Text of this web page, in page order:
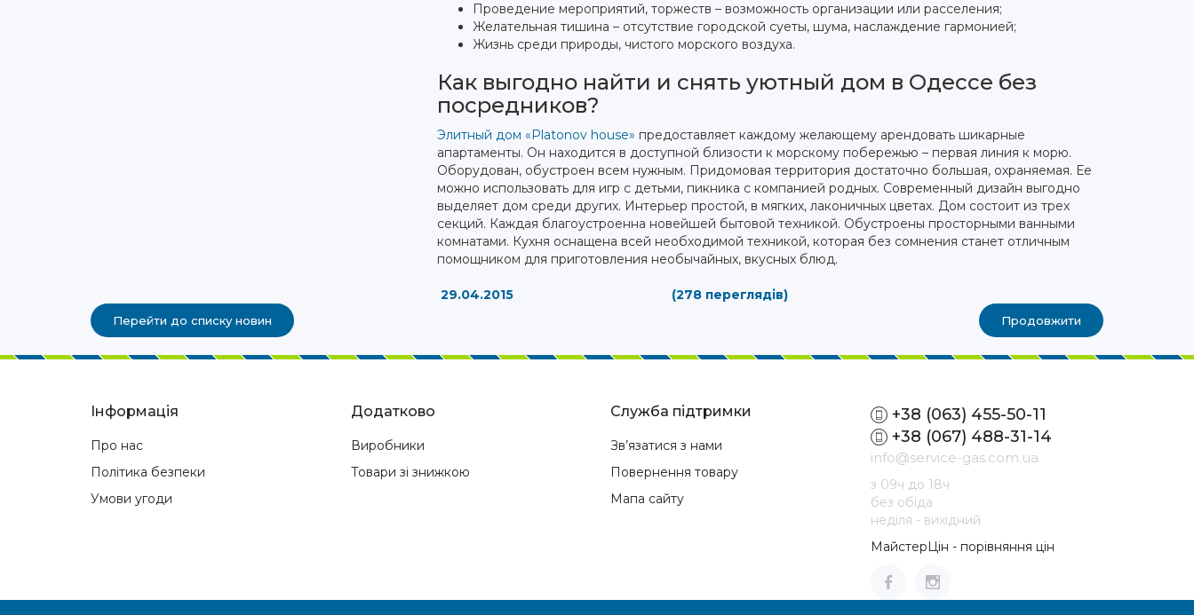
Проведение мероприятий, торжеств – возможность организации или расселения;
Желательная тишина – отсутствие городской суеты, шума, наслаждение гармонией;
Жизнь среди природы, чистого морского воздуха.
Как выгодно найти и снять уютный дом в Одессе без
посредников?
Элитный дом «Platonov house» предоставляет каждому желающему арендовать шикарные
апартаменты. Он находится в доступной близости к морскому побережью – первая линия к морю.
Оборудован, обустроен всем нужным. Придомовая территория достаточно большая, охраняемая. Ее
можно использовать для игр с детьми, пикника с компанией родных. Современный дизайн выгодно
выделяет дом среди других. Интерьер простой, в мягких, лаконичных цветах. Дом состоит из трех
секций. Каждая благоустроенна новейшей бытовой техникой. Обустроены просторными ванными
комнатами. Кухня оснащена всей необходимой техникой, которая без сомнения станет отличным
помощником для приготовления необычайных, вкусных блюд.
29.04.2015 (278 переглядів)
Перейти до списку новин Продовжити
Інформація
Про нас
Політика безпеки
Умови угоди
Додатково
Виробники
Товари зі знижкою
Служба підтримки
Зв’язатися з нами
Повернення товару
Мапа сайту
+38 (063) 455-50-11
+38 (067) 488-31-14
info@service-gas.com.ua
з 09ч до 18ч
без обіда
неділя - вихідний
МайстерЦін - порівняння цін